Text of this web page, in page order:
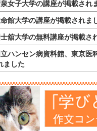
女子大学の講座が掲載され
館大学の講座が掲載されま
舘大学の無料講座が掲載さ
ハンセン病資料館、東京医
ました